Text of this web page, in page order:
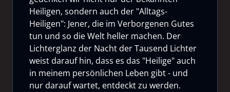
Heiligen, sondern auch der "Alltags-
Heiligen": Jener, die im Verborgenen Gutes
tun und so die Welt heller machen. Der
Lichterglanz der Nacht der Tausend Lichter
weist darauf hin, dass es das "Heilige" auch
in meinem persönlichen Leben gibt - und
nur darauf wartet, entdeckt zu werden.